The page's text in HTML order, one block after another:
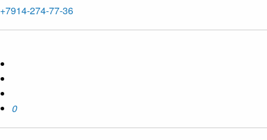
+7914-274-77-36
0